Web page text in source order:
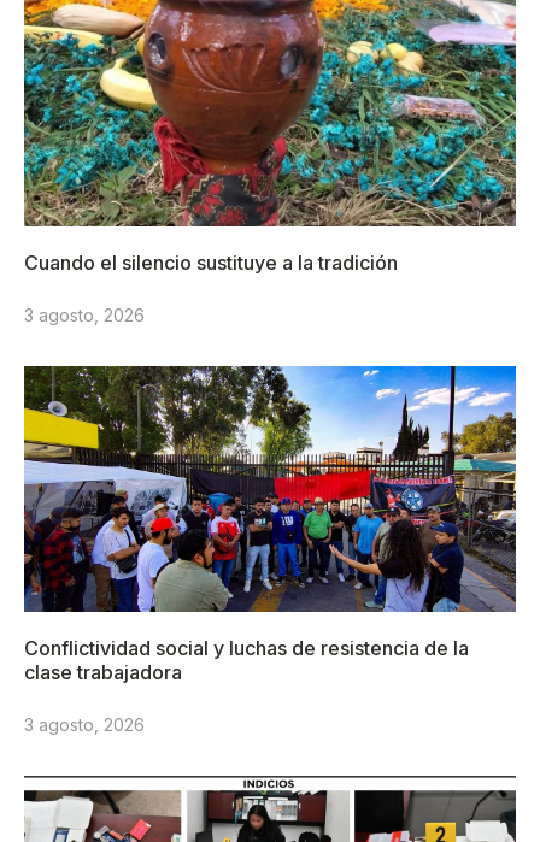
Cuando el silencio sustituye a la tradición
3 agosto, 2026
Conflictividad social y luchas de resistencia de la
clase trabajadora
3 agosto, 2026